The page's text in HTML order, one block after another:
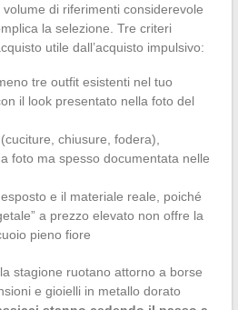
di riferimenti considerevole
la selezione. Tre criteri
utile dall’acquisto impulsivo:
tre outfit esistenti nel tuo
il look presentato nella foto del
chiusure, fodera),
foto ma spesso documentata nelle
e il materiale reale, poiché
a prezzo elevato non offre la
pieno fiore
stagione ruotano attorno a borse
e gioielli in metallo dorato